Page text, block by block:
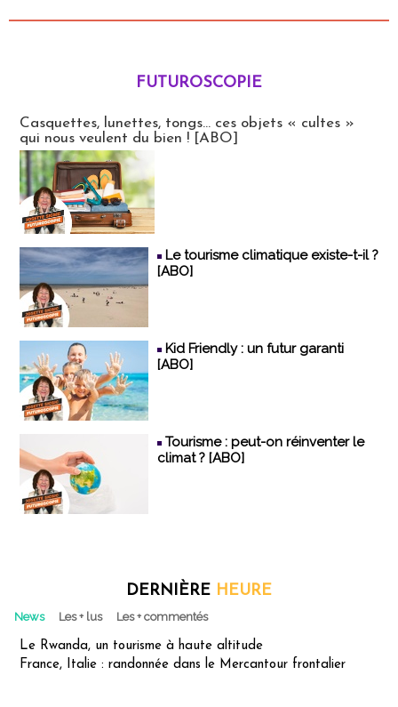
FUTUROSCOPIE
Casquettes, lunettes, tongs... ces objets « cultes »
qui nous veulent du bien ! [ABO]
Le tourisme climatique existe-t-il ?
[ABO]
Kid Friendly : un futur garanti
[ABO]
Tourisme : peut-on réinventer le
climat ? [ABO]
DERNIÈRE HEURE
News Les + lus Les + commentés
Le Rwanda, un tourisme à haute altitude
France, Italie : randonnée dans le Mercantour frontalier